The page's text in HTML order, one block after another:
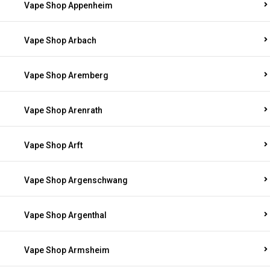
Vape Shop Appenheim
Vape Shop Arbach
Vape Shop Aremberg
Vape Shop Arenrath
Vape Shop Arft
Vape Shop Argenschwang
Vape Shop Argenthal
Vape Shop Armsheim